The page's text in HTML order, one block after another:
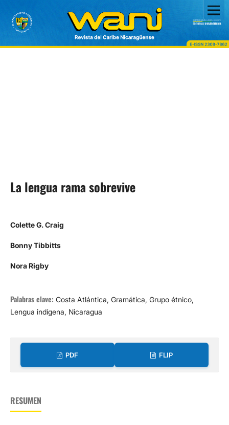
La lengua rama sobrevive
Colette G. Craig
Bonny Tibbitts
Nora Rigby
Palabras clave: Costa Atlántica, Gramática, Grupo étnico,
Lengua indígena, Nicaragua
PDF FLIP
RESUMEN